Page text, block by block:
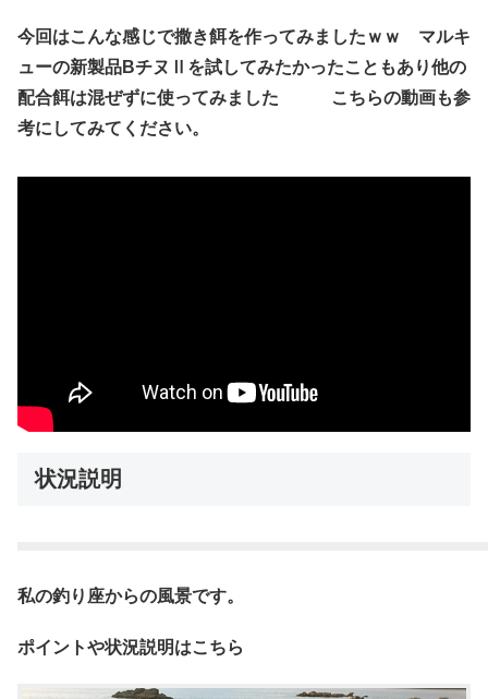
今回はこんな感じで撒き餌を作ってみましたｗｗ マルキ
ューの新製品BチヌⅡを試してみたかったこともあり他の
配合餌は混ぜずに使ってみました こちらの動画も参
考にしてみてください。
状況説明
私の釣り座からの風景です。
ポイントや状況説明はこちら